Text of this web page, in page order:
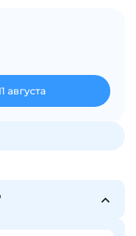
августа
51